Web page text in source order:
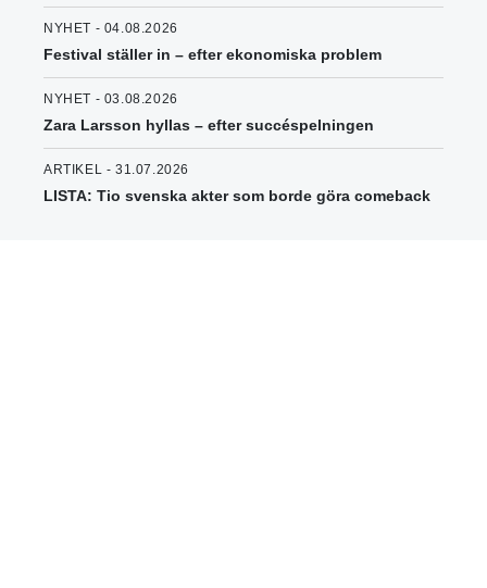
NYHET - 04.08.2026
Festival ställer in – efter ekonomiska problem
NYHET - 03.08.2026
Zara Larsson hyllas – efter succéspelningen
ARTIKEL - 31.07.2026
LISTA: Tio svenska akter som borde göra comeback